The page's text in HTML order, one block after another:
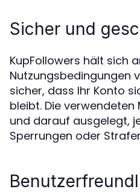
Sicher und
KupFollowers hält sich
Nutzungsbedingungen
sicher, dass Ihr Konto
bleibt. Die
und darauf ausgelegt,
Sperrungen oder